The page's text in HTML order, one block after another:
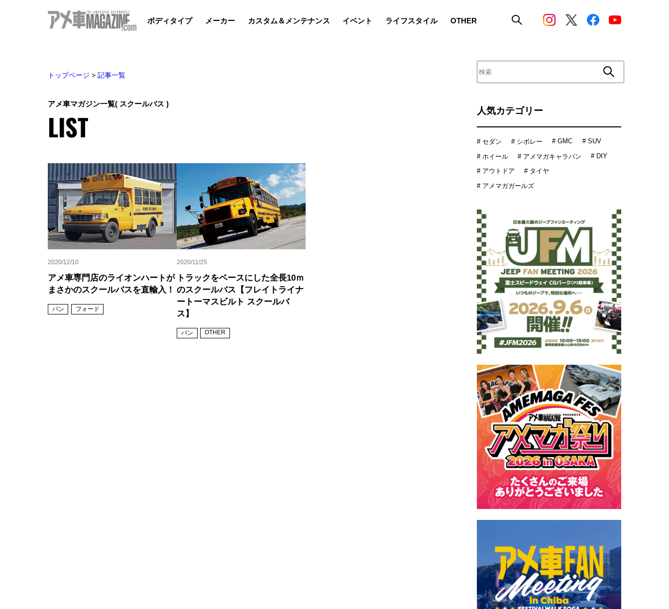
ボディタイプ メーカー カスタム＆メンテナンス イベント ライフスタイル OTHER
トップページ > 記事一覧
アメ車マガジン一覧( スクールバス )
LIST
2020/12/10
アメ車専門店のライオンハートが
まさかのスクールバスを直輸入！
バン フォード
2020/11/25
トラックをベースにした全長10ｍ
のスクールバス【フレイトライナ
ートーマスビルト スクールバ
ス】
バン OTHER
人気カテゴリー
# セダン # シボレー # GMC # SUV
# ホイール # アメマガキャラバン # DIY
# アウトドア
# タイヤ
# アメマガガールズ